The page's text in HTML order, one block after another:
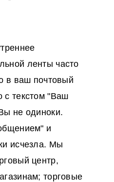
ленты часто
в ваш почтовый
с текстом "Ваш
не одиноки.
и
исчезла. Мы
центр,
торговые